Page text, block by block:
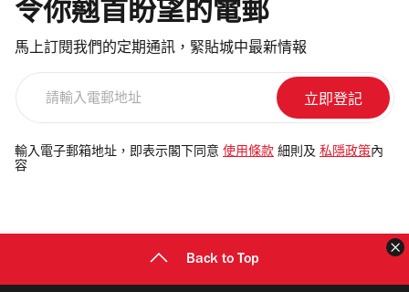
令你翹首盼望的電郵
馬上訂閱我們的定期通訊，緊貼城中最新情報
電
郵
輸入電子郵箱地址，即表示閣下同意 使用條款 細則及 私隱政策 內
容
Back to Top